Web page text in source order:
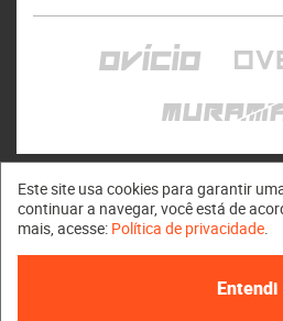
Muramasa ©
Este site usa cookies para garantir
continuar a navegar, você está de
mais, acesse: Política de privacidade.
Entendi